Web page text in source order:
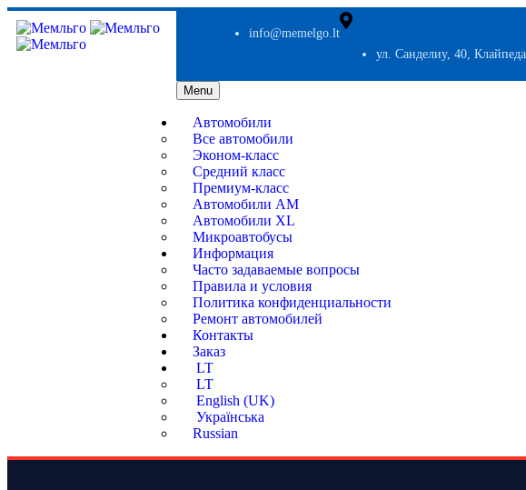
info@memelgo.lt
ул. Санделиу, 40, Клайпеда
Menu
Автомобили
Все автомобили
Эконом-класс
Средний класс
Премиум-класс
Автомобили AM
Автомобили XL
Микроавтобусы
Информация
Часто задаваемые вопросы
Правила и условия
Политика конфиденциальности
Ремонт автомобилей
Контакты
Заказ
LT
LT
English (UK)
Українська
Russian